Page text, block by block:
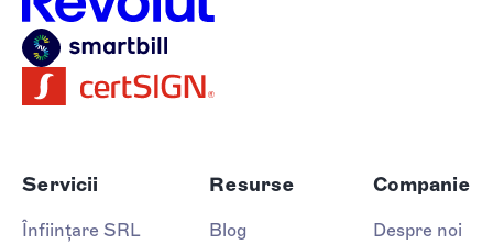
Servicii
Înființare SRL
Resurse
Blog
Companie
Despre noi